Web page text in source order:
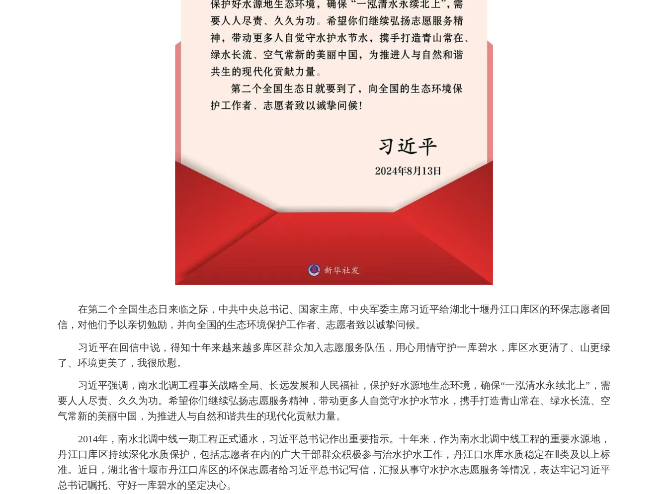
在第二个全国生态日来临之际，中共中央总书记、国家主席、中央军委主席习近平给湖北十堰丹江口库区的环保志愿者回
信，对他们予以亲切勉励，并向全国的生态环境保护工作者、志愿者致以诚挚问候。
习近平在回信中说，得知十年来越来越多库区群众加入志愿服务队伍，用心用情守护一库碧水，库区水更清了、山更绿
了、环境更美了，我很欣慰。
习近平强调，南水北调工程事关战略全局、长远发展和人民福祉，保护好水源地生态环境，确保“一泓清水永续北上”，需
要人人尽责、久久为功。希望你们继续弘扬志愿服务精神，带动更多人自觉守水护水节水，携手打造青山常在、绿水长流、空
气常新的美丽中国，为推进人与自然和谐共生的现代化贡献力量。
2014年，南水北调中线一期工程正式通水，习近平总书记作出重要指示。十年来，作为南水北调中线工程的重要水源地，
丹江口库区持续深化水质保护，包括志愿者在内的广大干部群众积极参与治水护水工作，丹江口水库水质稳定在Ⅱ类及以上标
准。近日，湖北省十堰市丹江口库区的环保志愿者给习近平总书记写信，汇报从事守水护水志愿服务等情况，表达牢记习近平
总书记嘱托、守好一库碧水的坚定决心。